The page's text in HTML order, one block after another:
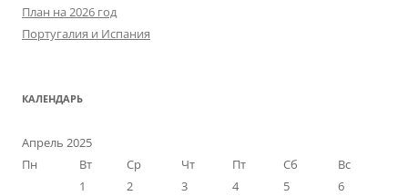
План на 2026 год
Португалия и Испания
КАЛЕНДАРЬ
Апрель 2025
Пн
Вт Ср Чт Пт Сб
Вс
1
2 3 4 5
6